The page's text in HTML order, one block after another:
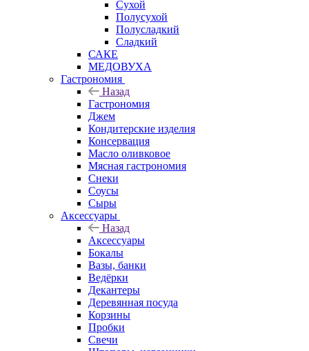
Сухой
Полусухой
Полусладкий
Сладкий
САКЕ
МЕДОВУХА
Гастрономия
Назад
Гастрономия
Джем
Кондитерские изделия
Консервация
Масло оливковое
Мясная гастрономия
Снеки
Соусы
Сыры
Аксессуары
Назад
Аксессуары
Бокалы
Вазы, банки
Ведёрки
Декантеры
Деревянная посуда
Корзины
Пробки
Свечи